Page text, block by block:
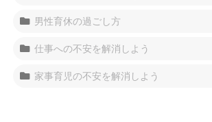
男性育休の過ごし方
仕事への不安を解消しよう
家事育児の不安を解消しよう